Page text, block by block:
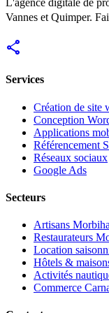
L'agence digitale de
Vannes et Quimper.
share
Services
Création de site
Conception
Applications
Référencement
Réseaux sociaux
Google Ads
Secteurs
Artisans
Restaurateurs
Location
Hôtels &
Activités
Commerce